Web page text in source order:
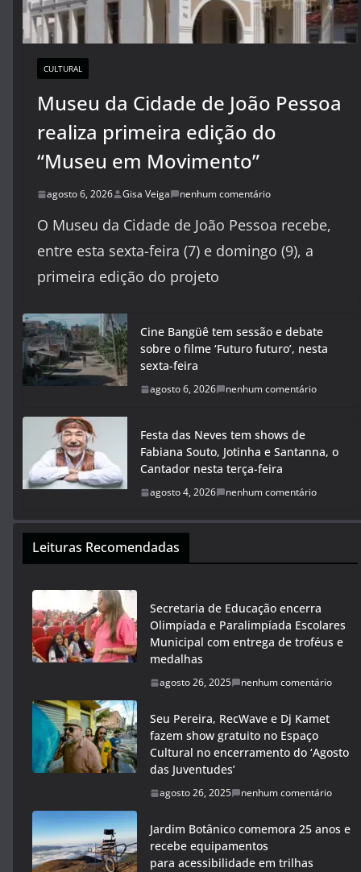
CULTURAL
Museu da Cidade de João Pessoa
realiza primeira edição do
“Museu em Movimento”
agosto 6, 2026 Gisa Veiga nenhum comentário
O Museu da Cidade de João Pessoa recebe,
entre esta sexta-feira (7) e domingo (9), a
primeira edição do projeto
Cine Bangüê tem sessão e debate
sobre o filme ‘Futuro futuro’, nesta
sexta-feira
agosto 6, 2026 nenhum comentário
Festa das Neves tem shows de
Fabiana Souto, Jotinha e Santanna, o
Cantador nesta terça-feira
agosto 4, 2026 nenhum comentário
Leituras Recomendadas
Secretaria de Educação encerra
Olimpíada e Paralimpíada Escolares
Municipal com entrega de troféus e
medalhas
agosto 26, 2025 nenhum comentário
Seu Pereira, RecWave e Dj Kamet
fazem show gratuito no Espaço
Cultural no encerramento do ‘Agosto
das Juventudes’
agosto 26, 2025 nenhum comentário
Jardim Botânico comemora 25 anos e
recebe equipamentos
para acessibilidade em trilhas